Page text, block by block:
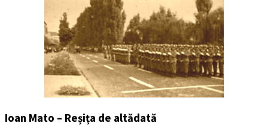
Ioan Mato – Reșița de altădată